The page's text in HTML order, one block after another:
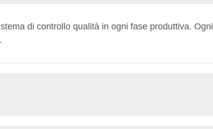
di controllo qualità in ogni fase produttiva. Ogni